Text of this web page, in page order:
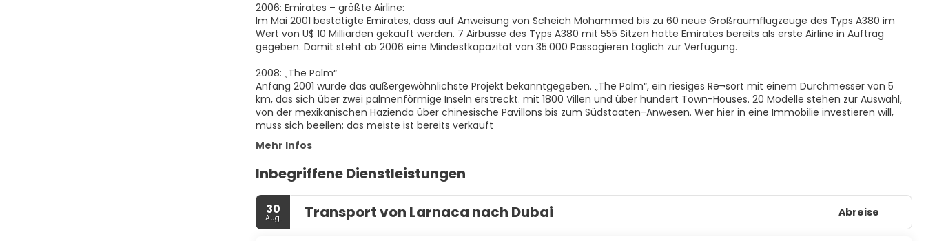
2006: Emirates – größte Airline:
Im Mai 2001 bestätigte Emirates, dass auf Anweisung von Scheich Mohammed bis zu 60 neue Großraumflugzeuge des Typs A380 im
Wert von U$ 10 Milliarden gekauft werden. 7 Airbusse des Typs A380 mit 555 Sitzen hatte Emirates bereits als erste Airline in Auftrag
gegeben. Damit steht ab 2006 eine Mindestkapazität von 35.000 Passagieren täglich zur Verfügung.
2008: „The Palm“
Anfang 2001 wurde das außergewöhnlichste Projekt bekanntgegeben. „The Palm“, ein riesiges Re¬sort mit einem Durchmesser von 5
km, das sich über zwei palmenförmige Inseln erstreckt. mit 1800 Villen und über hundert Town-Houses. 20 Modelle stehen zur Auswahl,
von der mexikanischen Hazienda über chinesische Pavillons bis zum Südstaaten-Anwesen. Wer hier in eine Immobilie investieren will,
Mehr Infos
Inbegriffene Dienstleistungen
30
Aug. Transport von Larnaca nach Dubai Abreise